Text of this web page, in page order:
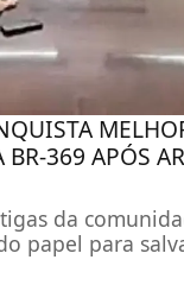
BR-369 APÓS
da
papel para